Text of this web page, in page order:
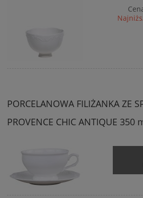
PORCELANOWA FILIŻANKA ZE
PROVENCE CHIC ANTIQUE 350